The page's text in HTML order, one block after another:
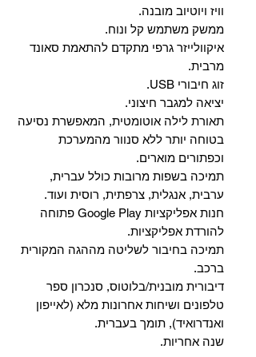
וויז ויוטיוב מובנה.
ממשק משתמש קל ונוח.
איקוולייזר גרפי מתקדם להתאמת סאונד
מרבית.
זוג חיבורי USB.
יציאה למגבר חיצוני.
תאורת לילה אוטומטית, המאפשרת נסיעה
בטוחה יותר ללא סנוור מהמערכת
וכפתורים מוארים.
תמיכה בשפות מרובות כולל עברית,
ערבית, אנגלית, צרפתית, רוסית ועוד.
‏חנות אפליקציות Google Play פתוחה
להורדת אפליקציות.
‏תמיכה בחיבור לשליטה מההגה המקורית
ברכב.
‏דיבורית מובנית/בלוטוס, ‏סנכרון ספר
טלפונים ושיחות אחרונות מלא (לאייפון
ואנדרואיד), תומך בעברית.
שנה אחריות.